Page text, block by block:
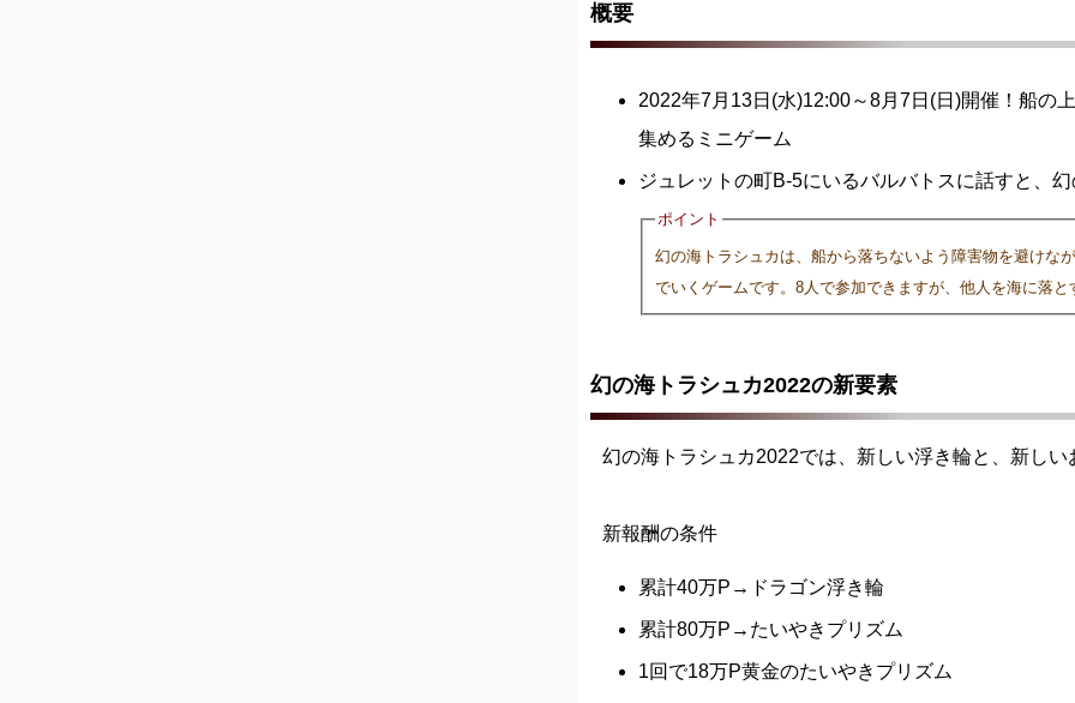
概要
2022年7月13日(水)12:00～8月7日(日)開催！船の
集めるミニゲーム
ジュレットの町B-5にいるバルバトスに話すと、
ポイント
幻の海トラシュカは、船から落ちないよう障害物を避けな
でいくゲームです。8人で参加できますが、他人を海に落
幻の海トラシュカ2022の新要素
幻の海トラシュカ2022では、新しい浮き輪と、新し
新報酬の条件
累計40万P→ドラゴン浮き輪
累計80万P→たいやきプリズム
1回で18万P黄金のたいやきプリズム